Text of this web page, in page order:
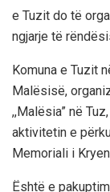
e Tuzit do të
ngjarje të
Komuna e Tuzit
Malësisë,
,,Malësia” në
aktivitetin e
Memoriali i
Është e